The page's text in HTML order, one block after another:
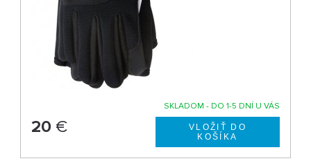
SKLADOM - DO 1-5 DNÍ U VÁS
20 €